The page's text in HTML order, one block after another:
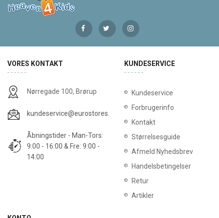
VORES KONTAKT
Nørregade 100, Brørup
kundeservice@eurostores.dk
Åbningstider - Man-Tors:
9:00 - 16:00 & Fre: 9:00 -
14:00
KUNDESERVICE
Kundeservice
Forbrugerinfo
Kontakt
Størrelsesguide
Afmeld Nyhedsbrev
Handelsbetingelser
Retur
Artikler